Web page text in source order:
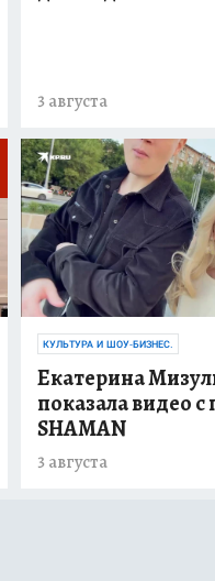
3 августа
КУЛЬТУРА И ШОУ-БИЗНЕС.
Екатерина
показала видео с
SHAMAN
3 августа